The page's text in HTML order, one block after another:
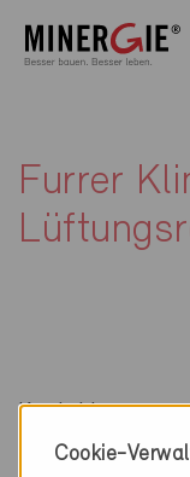
Furrer
Kontakt
Furrer Klima-
Cookie-